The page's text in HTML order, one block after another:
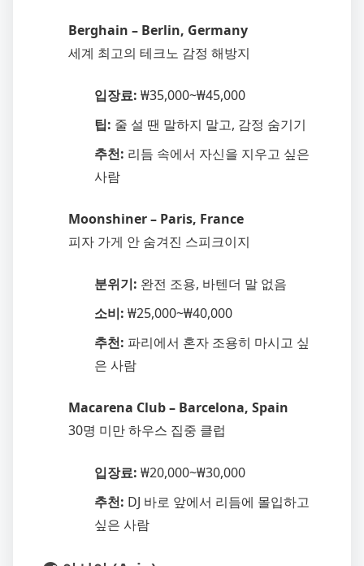
Berghain – Berlin, Germany
세계 최고의 테크노 감정 해방지
입장료: ₩35,000~₩45,000
팁: 줄 설 땐 말하지 말고, 감정 숨기기
추천: 리듬 속에서 자신을 지우고 싶은
사람
Moonshiner – Paris, France
피자 가게 안 숨겨진 스피크이지
분위기: 완전 조용, 바텐더 말 없음
소비: ₩25,000~₩40,000
추천: 파리에서 혼자 조용히 마시고 싶
은 사람
Macarena Club – Barcelona, Spain
30명 미만 하우스 집중 클럽
입장료: ₩20,000~₩30,000
추천: DJ 바로 앞에서 리듬에 몰입하고
싶은 사람